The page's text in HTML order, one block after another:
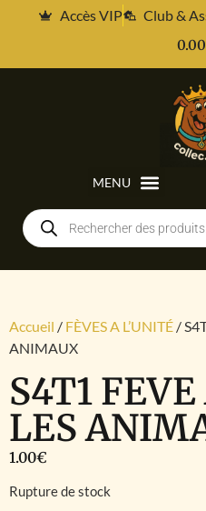
Accès VIP Club &
0.00
Accueil / FÈVES A L’UNITÉ /
ANIMAUX
S4T1
LES
1.00€
Rupture de stock